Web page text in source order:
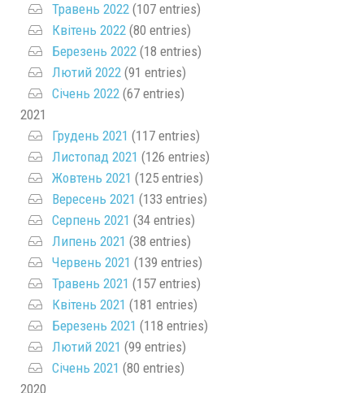
Травень 2022 (107 entries)
Квітень 2022 (80 entries)
Березень 2022 (18 entries)
Лютий 2022 (91 entries)
Січень 2022 (67 entries)
2021
Грудень 2021 (117 entries)
Листопад 2021 (126 entries)
Жовтень 2021 (125 entries)
Вересень 2021 (133 entries)
Серпень 2021 (34 entries)
Липень 2021 (38 entries)
Червень 2021 (139 entries)
Травень 2021 (157 entries)
Квітень 2021 (181 entries)
Березень 2021 (118 entries)
Лютий 2021 (99 entries)
Січень 2021 (80 entries)
2020